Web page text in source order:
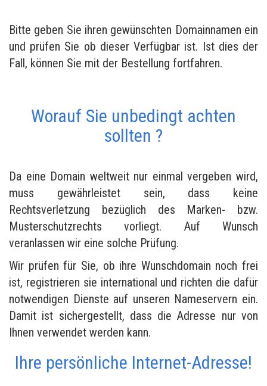
Bitte geben Sie ihren gewünschten Domainnamen ein
und prüfen Sie ob dieser Verfügbar ist. Ist dies der
Fall, können Sie mit der Bestellung fortfahren.
Worauf Sie unbedingt achten
sollten ?
Da eine Domain weltweit nur einmal vergeben wird,
muss gewährleistet sein, dass keine
Rechtsverletzung bezüglich des Marken- bzw.
Musterschutzrechts vorliegt. Auf Wunsch
veranlassen wir eine solche Prüfung.
Wir prüfen für Sie, ob ihre Wunschdomain noch frei
ist, registrieren sie international und richten die dafür
notwendigen Dienste auf unseren Nameservern ein.
Damit ist sichergestellt, dass die Adresse nur von
Ihnen verwendet werden kann.
Ihre persönliche Internet-Adresse!